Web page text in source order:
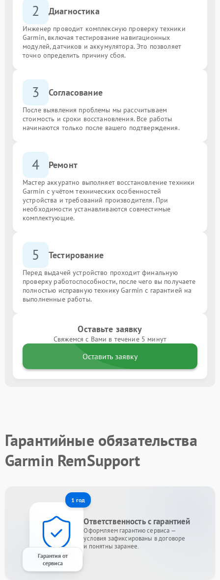
2 Диагностика
Инженер проводит комплексную проверку техники
Garmin, включая тестирование навигационных
модулей, датчиков и аккумулятора. Это позволяет
точно определить причину сбоя.
3 Согласование
После выявления проблемы мы рассчитываем
стоимость и сроки восстановления. Все работы
начинаются только после вашего подтверждения.
4 Ремонт
Мастер аккуратно выполняет восстановление техники
Garmin с учётом технических особенностей
устройства и требований производителя. При
необходимости устанавливаются совместимые
комплектующие.
5 Тестирование
Перед выдачей устройство проходит финальную
проверку работоспособности, после чего вы получаете
полностью исправную технику Garmin с гарантией на
выполненные работы.
Оставьте заявку
Свяжемся с Вами в течение 5 минут
Оставить заявку
Гарантийные обязательства
Garmin RemSupport
1 год
Гарантия от
сервиса
Ответственность с гарантией
Оформляем гарантию сервиса —
условия зафиксированы в договоре
и понятны заранее.